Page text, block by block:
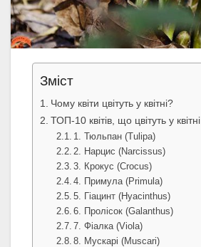
Зміст
Чому квіти цвітуть у квітні?
ТОП-10 квітів, що цвітуть у квітні
1. Тюльпан (Tulipa)
2. Нарцис (Narcissus)
3. Крокус (Crocus)
4. Примула (Primula)
5. Гіацинт (Hyacinthus)
6. Пролісок (Galanthus)
7. Фіалка (Viola)
8. Мускарі (Muscari)